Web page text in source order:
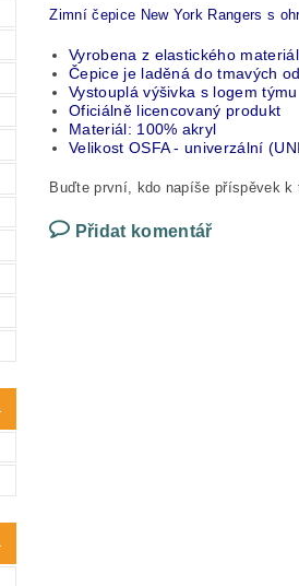
Zimní čepice New York Rangers s
Vyrobena z elastického
Čepice je laděná do tmavých
Vystouplá výšivka s logem týmu
Oficiálně licencovaný produkt
Materiál: 100% akryl
Velikost OSFA - univerzální
Buďte první, kdo napíše příspěvek k
Přidat komentář